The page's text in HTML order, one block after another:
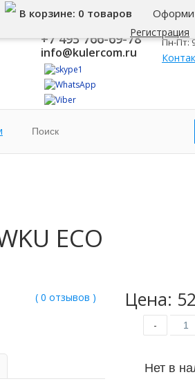
Регистрация
В корзине: 0 товаров
8 800 500-345-1
+7 495 766-69-78
info@kulercom.ru
Пн-Пт:
ECO
Цена:
-
( 0 отзывов )